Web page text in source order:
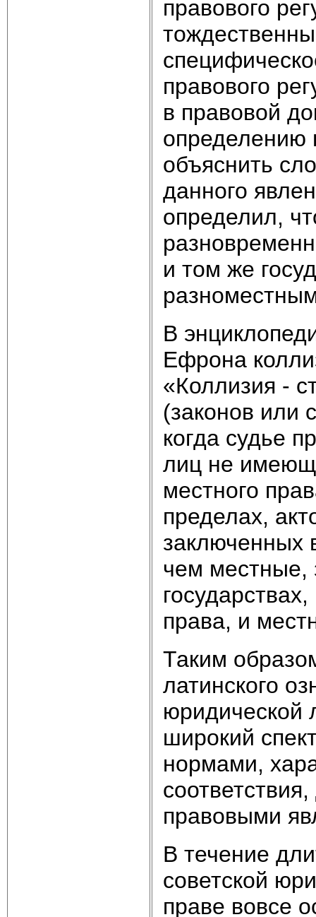
правового
правового
в правовой
определению
объяснить
данного
определил,
и том же
В
Ефрона
«Коллизия -
(законов или
когда судье
лиц не
местного
пределах,
заключенных
чем местные,
права, и
Таким
латинского
юридической
широкий
нормами,
правовыми
В течение
советской
праве вовсе